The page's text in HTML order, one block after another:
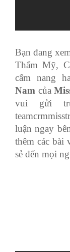
Bạn đang
Thẩm Mỹ,
cẩm nang
Nam của
vui gửi
luận ngay
thêm các bài
sẻ đến mọi